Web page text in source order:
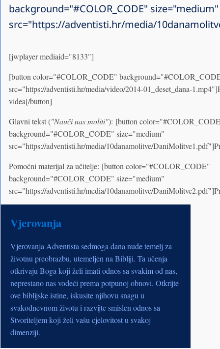
background="#COLOR_CODE" size="medium"
src="https://adventisti.hr/media/
[jwplayer mediaid="8133"]
[button color="#COLOR_CODE"
src="https://adventisti.hr/media/video/2014-01_deset_dana-
videa[/button]
Glavni tekst ("Nauči nas moliti"): [button
background="#COLOR_CODE" size="medium"
src="https://adventisti.hr/media/10danamolitve/
Pomoćni materijal za učitelje: [button color="#COLOR_CODE"
background="#COLOR_CODE" size="medium"
src="https://adventisti.hr/media/10danamolitve/
Vjerovanja
Vjerovanja Adventista sedmoga dana nude temelj za
životnu preobrazbu, utemeljen na Bibliji. Ta učenja
otkrivaju Boga koji želi imati odnos sa svakim od nas,
neprestano nas vodeći prema potpunoj obnovi. Otkrijte
ove biblijske istine, iskusite njihovu snagu u
svakodnevnom životu i razvijte smislen odnos sa
Stvoriteljem koji želi vašu cjelovitost u svakoj
dimenziji.